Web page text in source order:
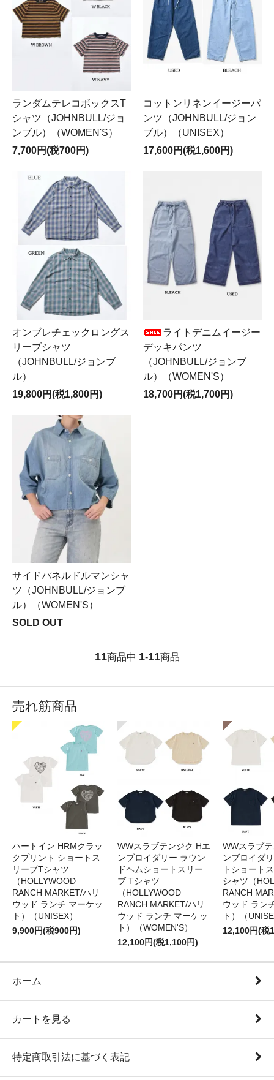
ランダムテレコボックスT
シャツ（JOHNBULL/ジョ
ンブル）（WOMEN'S）
7,700円(税700円)
コットンリネンイージーパ
ンツ（JOHNBULL/ジョン
ブル）（UNISEX）
17,600円(税1,600円)
オンブレチェックロングス
リーブシャツ
（JOHNBULL/ジョンブ
ル）
19,800円(税1,800円)
ライトデニムイージー
デッキパンツ
（JOHNBULL/ジョンブ
ル）（WOMEN'S）
18,700円(税1,700円)
サイドパネルドルマンシャ
ツ（JOHNBULL/ジョンブ
ル）（WOMEN'S）
SOLD OUT
11商品中 1-11商品
売れ筋商品
ハートイン HRMクラッ
クプリント ショートス
リーブTシャツ
（HOLLYWOOD
RANCH MARKET/ハリ
ウッド ランチ マーケッ
ト）（UNISEX）
9,900円(税900円)
WWスラブテンジク Hエ
ンブロイダリー ラウン
ドヘムショートスリー
ブ Tシャツ
（HOLLYWOOD
RANCH MARKET/ハリ
ウッド ランチ マーケッ
ト）（WOMEN'S）
12,100円(税1,100円)
WWスラブ
ンブロイダ
トショート
シャツ（
RANCH
ウッド ラン
ト）（
12,100円(税
ホーム
カートを見る
特定商取引法に基づく表記